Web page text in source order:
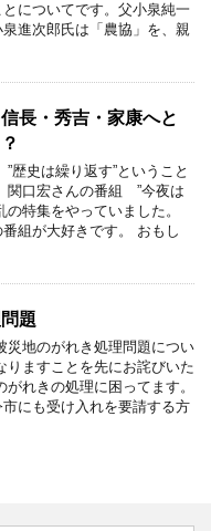
についてです。父小泉純一
進次郎氏は「農協」を、親
長・秀吉・家康へと
史は繰り返す”ということ
関口宏さんの番組 ”今夜は
の特集をやっていました。
組が大好きです。 おもし
題
災地のがれき処理問題につい
りますことを先にお詫びいた
れきの処理に困ってます。
にも受け入れを要請する方